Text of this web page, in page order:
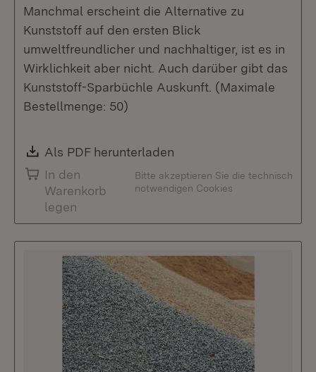
Manchmal erscheint die Alternative zu
Kunststoff auf den ersten Blick
umweltfreundlicher und nachhaltiger, ist es in
Wirklichkeit aber nicht. Auch darüber gibt das
Kunststoff-Sparbüchle Auskunft. (Maximale
Bestellmenge: 50)
Download:
Als PDF herunterladen
In den
Warenkorb
legen
Bitte akzeptieren Sie die technisch
notwendigen Cookies